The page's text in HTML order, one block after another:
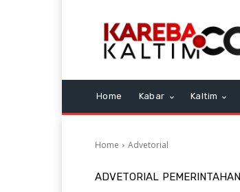
Home Kabar Kaltim
Home Advetorial
ADVETORIAL PEMERINTAHAN